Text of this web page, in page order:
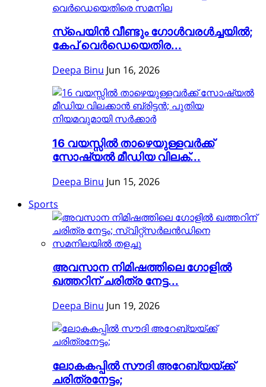
സ്പെയിൻ വീണ്ടും ഗോൾവരൾച്ചയിൽ;
കേപ് വെർഡെയെതിര...
Deepa Binu Jun 16, 2026
16 വയസ്സിൽ താഴെയുള്ളവർക്ക്
സോഷ്യൽ മീഡിയ വിലക്...
Deepa Binu Jun 15, 2026
Sports
അവസാന നിമിഷത്തിലെ ഗോളിൽ
ഖത്തറിന് ചരിത്ര നേട്ട...
Deepa Binu Jun 19, 2026
ലോകകപ്പിൽ സൗദി അറേബ്യയ്ക്ക്
ചരിത്രനേട്ടം;